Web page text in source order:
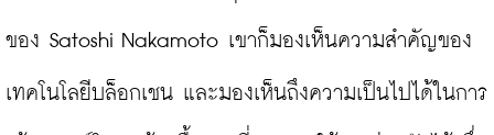
ของ Satoshi Nakamoto เขาก็มองเห็นความสำคัญของ
เทคโนโลยีบล็อกเชน และมองเห็นถึงความเป็นไปได้ในการ